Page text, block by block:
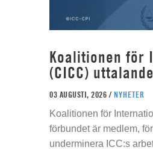
Koalitionen för
(CICC)
03 AUGUSTI, 2026 / NYHETER
Koalitionen för
förbundet är medlem,
underminera ICC:s